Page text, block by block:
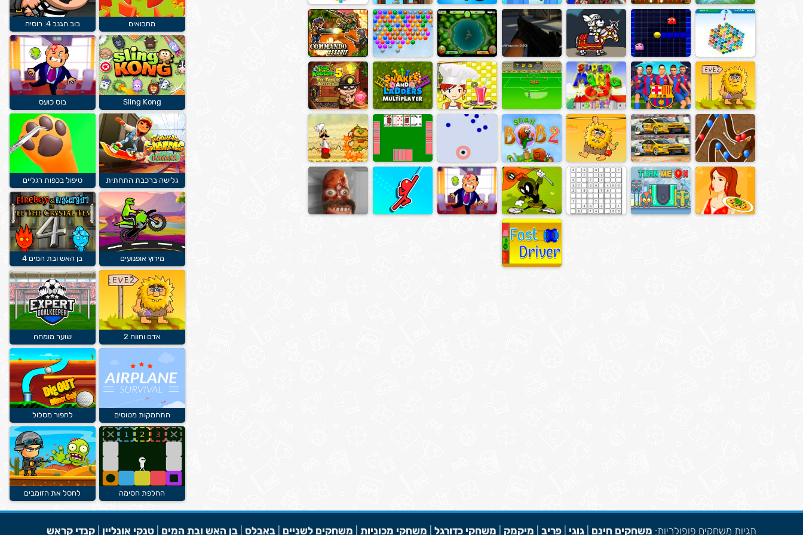
מחבואים בוב הגנב 4: רוסיה
Sling Kong בוס כועס
גלישה ברכבת התחתית טיפול בכפות רגליים
מירוץ אופנועים בן האש ובת המים 4
אדם וחווה 2 שוער מומחה
התחמקות מטוסים לחפור מסלול
החלפת חסימה לחסל את הזומבים
תגיות משחקים פופולריות: משחקים חינם גוגי פריב מיקמק משחקי כדורגל משחקי מכוניות משחקים לשניים באבלס בן האש ובת המים טנקי אונליין קנדי קראש